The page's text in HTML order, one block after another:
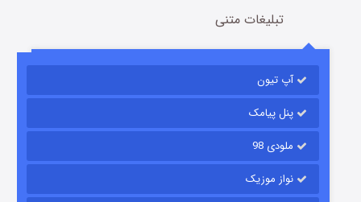
مردگان متحرک: شهر مرده ۳
تبلیغات متنی
آپ تیون
پنل پیامک
ملودی 98
نواز موزیک